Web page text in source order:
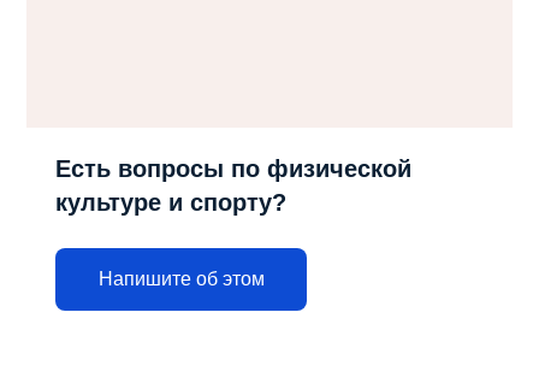
Есть вопросы по физической
культуре и спорту?
Напишите об этом